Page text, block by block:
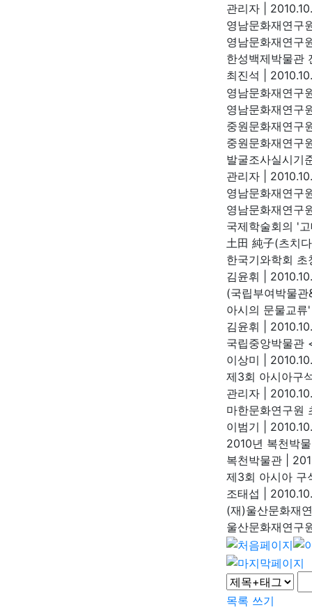
관리자
영남문화재연구
영남문화재연구
한성백제박물관
최진석
영남문화재연구
영남문화재연구
중원문화재연구
중원문화재연구
발굴조사실시기
관리자
영남문화재연구
영남문화재연구
국제학술회의 '
土田 純子(츠치
한국기와학회
김윤휘
(국립부여박물
아시의 문물교류
김윤휘
국립중앙박물관
이상미
제3회 아시아구
관리자
마한문화연구원
이범기
2010년 복천박
복천박물관
제3회 아시아 구
조태섭
(재)울산문화재
울산문화재연구
목록 쓰기